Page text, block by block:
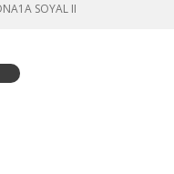
SOYAL II